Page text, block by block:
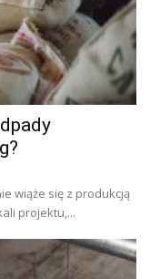
wiąże się z produkcją
projektu,...